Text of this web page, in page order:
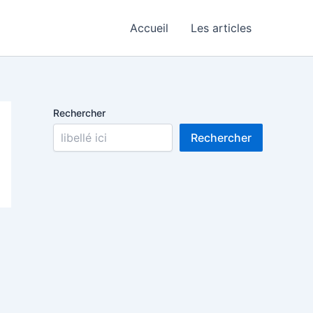
Accueil Les articles
Rechercher
Rechercher